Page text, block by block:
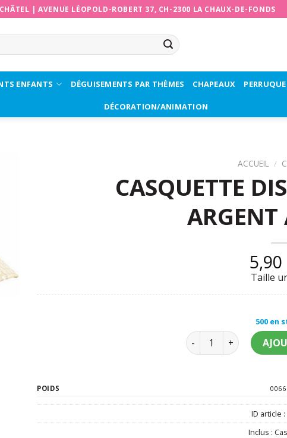
|AVENUE LÉOPOLD-ROBERT 37, CH-2300 LA CHAUX-DE-FONDS
ENFANTS DÉGUISEMENTS PAR THÈMES CHAPEAUX
DÉCORATION/ANIMATION
ACCUEIL /
CASQUETTE
ARGENT
5,90
Taille
500 en
quantité de
POIDS
ID article :
Inclus :